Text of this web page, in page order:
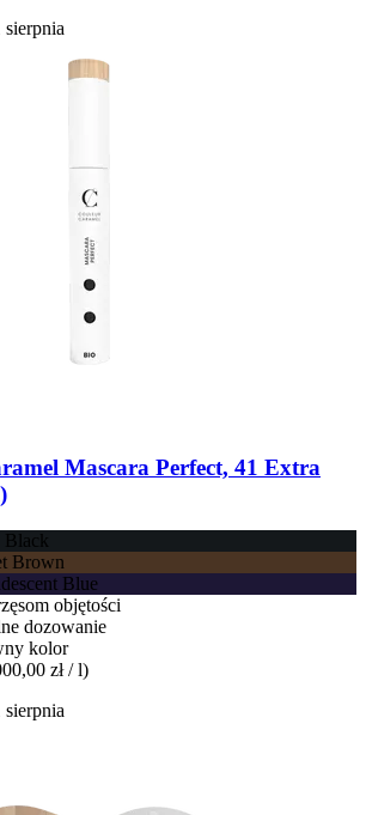
sierpnia
Mascara Perfect, 41 Extra
Black
Brown
Blue
objętości
dozowanie
kolor
zł / l)
sierpnia